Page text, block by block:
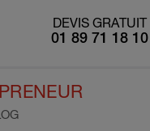
DEVIS GRATUIT
01 89 71 18 10